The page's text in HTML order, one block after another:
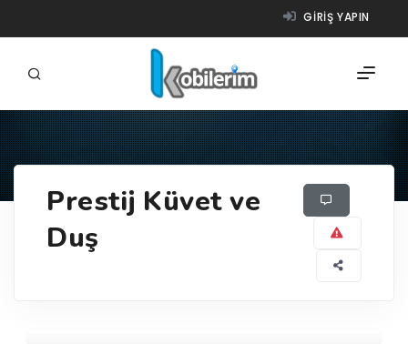
GIRIŞ YAPIN
ÜRÜNLER
NASIL ÇALIŞIR?
Prestij Küvet ve
Duş